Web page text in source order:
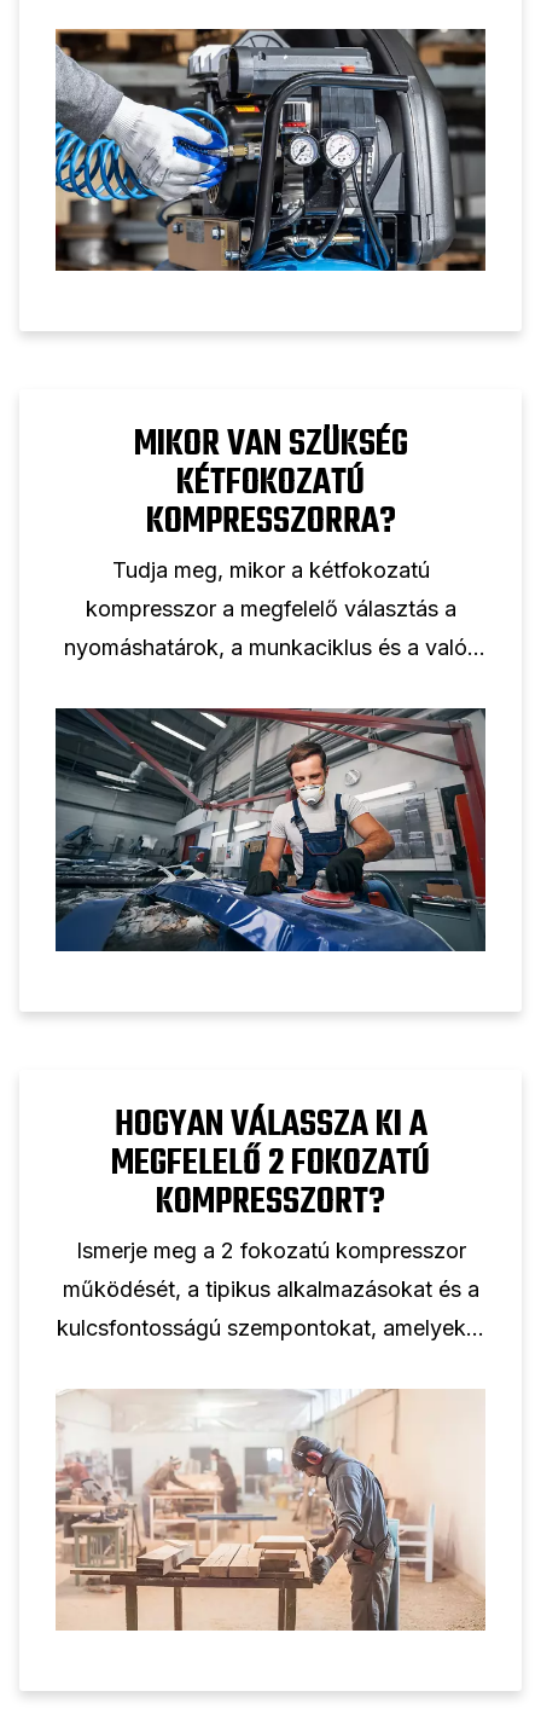
és a megbízható levegőnyomás-
szabályozásra vonatkozó beállítási
tippeket.
MIKOR VAN SZÜKSÉG
KÉTFOKOZATÚ
KOMPRESSZORRA?
Tudja meg, mikor a kétfokozatú
kompresszor a megfelelő választás a
nyomáshatárok, a munkaciklus és a valós
HOGYAN VÁLASSZA KI A
MEGFELELŐ 2 FOKOZATÚ
KOMPRESSZORT?
Ismerje meg a 2 fokozatú kompresszor
működését, a tipikus alkalmazásokat és a
kulcsfontosságú szempontokat, amelyeket
dugattyús kompresszor professzionális
használatra történő kiválasztásakor.